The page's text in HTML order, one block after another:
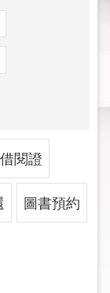
閱證
圖書預約